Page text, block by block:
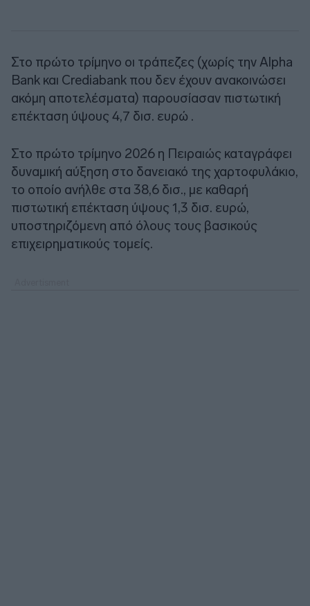
Στο πρώτο τρίμηνο οι τράπεζες (χωρίς την Alpha
Bank και Crediabank που δεν έχουν ανακοινώσει
ακόμη αποτελέσματα) παρουσίασαν πιστωτική
επέκταση ύψους 4,7 δισ. ευρώ .
Στο πρώτο τρίμηνο 2026 η Πειραιώς καταγράφει
δυναμική αύξηση στο δανειακό της χαρτοφυλάκιο,
το οποίο ανήλθε στα 38,6 δισ., με καθαρή
πιστωτική επέκταση ύψους 1,3 δισ. ευρώ,
υποστηριζόμενη από όλους τους βασικούς
επιχειρηματικούς τομείς.